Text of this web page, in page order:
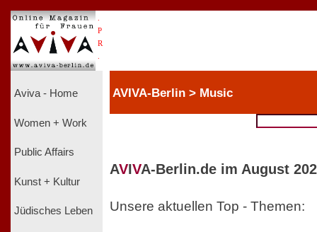
P
R
Aviva - Home
Women + Work
Public Affairs
Kunst + Kultur
Jüdisches Leben
AVIVA-Berlin > Music
AVIVA-Berlin.de im August
Unsere aktuellen Top - Themen: